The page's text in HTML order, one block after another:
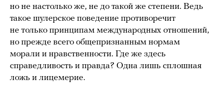
но не настолько же, не до такой же степени. Ведь
такое шулерское поведение противоречит
не только принципам международных отношений,
но прежде всего общепризнанным нормам
морали и нравственности. Где же здесь
справедливость и правда? Одна лишь сплошная
ложь и лицемерие.